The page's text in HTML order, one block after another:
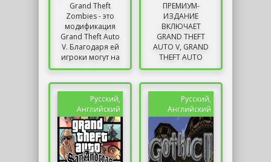
Grand Theft
Zombies - это
модификация
Grand Theft Auto
V. Благодаря ей
игроки могут на
мгновение
апокалиптического
мира,...
ПРЕМИУМ-
ИЗДАНИЕ
ВКЛЮЧАЕТ
GRAND THEFT
AUTO V, GRAND
THEFT AUTO
ONLINE И
открытый мир
Rockstar Games
входит новое
поколение....
Русский,
Английский
Русский,
Английский